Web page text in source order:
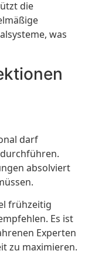
die
was
darf
absolviert
frühzeitig
Es ist
Experten
zu maximieren.